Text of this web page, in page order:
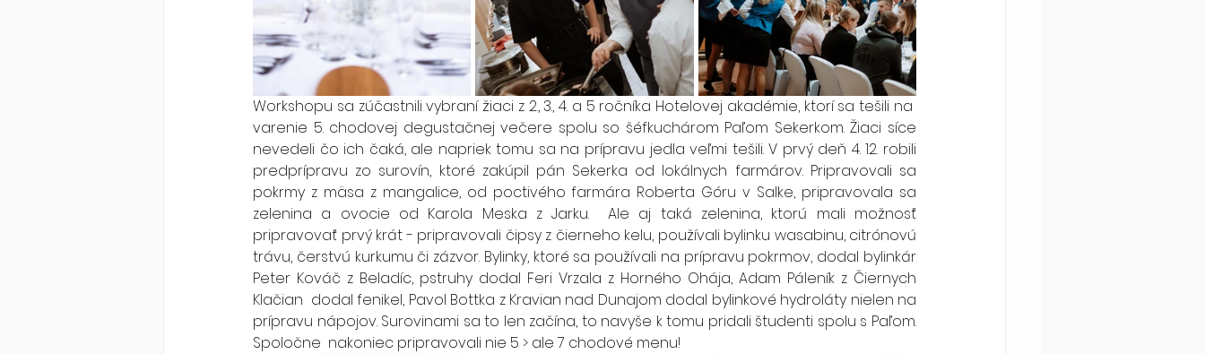
Workshopu sa zúčastnili vybraní žiaci z 2., 3., 4. a 5 ročníka Hotelovej akadémie, ktorí sa tešili na
varenie 5. chodovej degustačnej večere spolu so šéfkuchárom Paľom Sekerkom. Žiaci síce
nevedeli čo ich čaká, ale napriek tomu sa na prípravu jedla veľmi tešili. V prvý deň 4. 12. robili
predprípravu zo surovín, ktoré zakúpil pán Sekerka od lokálnych farmárov. Pripravovali sa
pokrmy z mäsa z mangalice, od poctivého farmára Roberta Góru v Salke, pripravovala sa
zelenina a ovocie od Karola Meska z Jarku.  Ale aj taká zelenina, ktorú mali možnosť
pripravovať prvý krát - pripravovali čipsy z čierneho kelu, používali bylinku wasabinu, citrónovú
trávu, čerstvú kurkumu či zázvor. Bylinky, ktoré sa používali na prípravu pokrmov, dodal bylinkár
Peter Kováč z Beladíc, pstruhy dodal Feri Vrzala z Horného Ohája, Adam Páleník z Čiernych
Klačian  dodal fenikel, Pavol Bottka z Kravian nad Dunajom dodal bylinkové hydroláty nielen na
prípravu nápojov. Surovinami sa to len začína, to navyše k tomu pridali študenti spolu s Paľom.
Spoločne  nakoniec pripravovali nie 5 > ale 7 chodové menu!